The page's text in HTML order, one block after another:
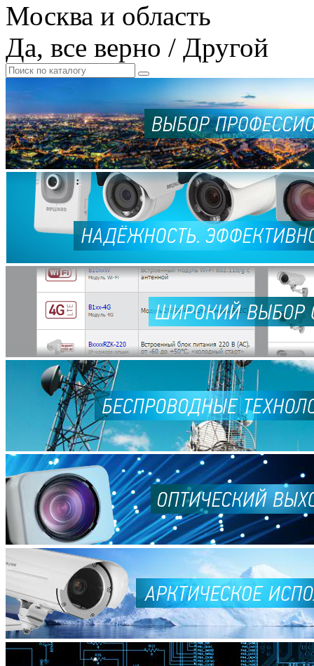
Москва и область
Да, все верно / Другой